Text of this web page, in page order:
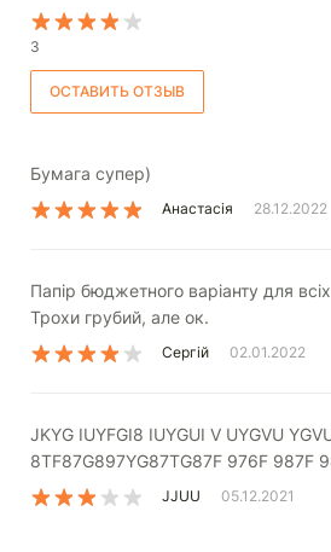
3
Бумага супер)
Анастасія 28.12.2022
Папір бюджетного варіанту для
Трохи грубий, але ок.
Сергій 02.01.2022
JKYG IUYFGI8 IUYGUI V UYGVU
8TF87G897YG87TG87F 976F 987F
JJUU 05.12.2021